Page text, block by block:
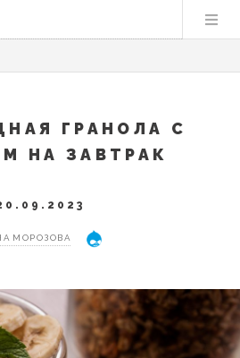
ГРАНОЛА С
НА ЗАВТРАК
МОРОЗОВА